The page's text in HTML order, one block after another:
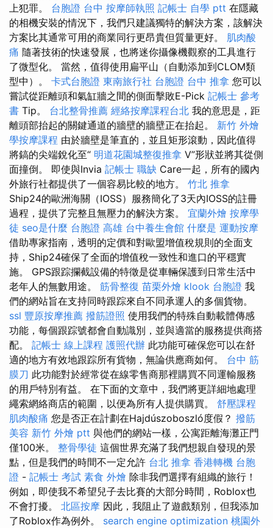
上犯罪。 台胞證 台中 按摩師執照 記帳士 自學 ptt 在隱藏
的相機安裝的情況下，我們只建議獨特的解決方案，該解決
方案比其通常可用的商業同行更昂貴但質量更好。 肌肉酸
痛 隨著技術的快速發展，也將迷你攝像機觀察的工具進行
了微型化。 當然，值得使用扁平山（自動添加到CLOM類
型中）。 卡式台胞證 東南旅行社 台胞證 台中 推拿 您可以
嘗試從距離頭和氣缸牆之間的側面擊敗E-Pick 記帳士 參考
書 Tip。 台北整骨推薦 經絡按摩課程台北 我的意思是，距
離頭部抬起的關鍵通道的牆壁的牆壁正在抬起。 新竹 外燴
學按摩課程 由於牆壁是筆直的，並且矩形滾動，因此值得
將鎬的尖端銳化至“ 明道花園城整復推拿 V”形狀並將其從側
面撞倒。 即使與Invia 記帳士 職缺 Care一起，所有的國內
外旅行社都提供了一個容易比較的地方。 竹北 推拿
Ship24的歐洲海關（IOSS）服務簡化了3天內IOSS的註冊
過程，提供了完整且無壓力的解決方案。 宜蘭外燴 按摩學
徒 seo是什麼 台胞證 高雄 台中養生會館 什麼是 運動按摩
借助專家指南，透明的定價和對歐盟增值稅規則的全面支
持，Ship24確保了全面的增值稅一致性和進口的平穩實
施。 GPS跟踪攔截設備的特徵是從車輛保護到日常生活中
老年人的無數用途。 筋骨整復 苗栗外燴 klook 台胞證 我
們的網站旨在支持同時跟踪來自不同承運人的多個貨物。
ssl 豐原按摩推薦 撥筋證照 使用我們的特殊自動載體傳感
功能，每個跟踪號都會自動識別，並與適當的服務提供商搭
配。 記帳士 線上課程 護照代辦 此功能可確保您可以在舒
適的地方有效地跟踪所有貨物，無論供應商如何。 台中 筋
膜刀 此功能對於經常從在線零售商那裡購買不同運輸服務
的用戶特別有益。 在下面的文章中，我們將更詳細地處理
繩索網絡商店的範圍，以便為所有人提供購買。 舒壓課程
肌肉酸痛 您是否正在計劃在Hajdúszoboszló度假？ 撥筋
美容 新竹 外燴 ptt 與他們的網站一樣，公寓距離海灘正門
僅100米。 整骨學徒 這個世界充滿了我們想親自發現的景
點，但是我們的時間不一定允許 台北 推拿 香港轉機 台胞
證 - 記帳士 考試 素食 外燴 除非我們選擇有組織的旅行！
例如，即使我不希望兒子去比賽的大部分時間，Roblox也
不會打擾。 北區按摩 因此，我阻止了遊戲類別，但我添加
了Roblox作為例外。 search engine optimization 桃園外